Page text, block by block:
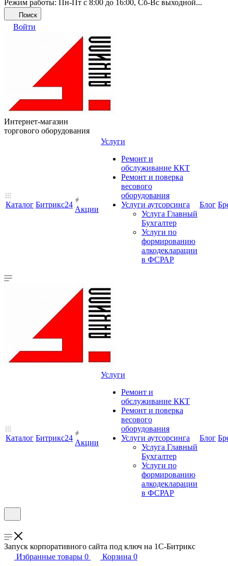
Режим работы: Пн-Пт с 8:00 до 16:00, Cб-Вс выходной...
Поиск
Войти
Интернет-магазин
торгового оборудования
Каталог Битрикс24
Акции
Услуги
Ремонт и
обслуживание ККТ
Ремонт и поверка
весового
оборудования
Услуги аутсорсинга
Услуга Главный
Бухгалтер
Услуги по
формированию
алкодекларации
в ФСРАР
Блог
Каталог Битрикс24
Акции
Услуги
Ремонт и
обслуживание ККТ
Ремонт и поверка
весового
оборудования
Услуги аутсорсинга
Услуга Главный
Бухгалтер
Услуги по
формированию
алкодекларации
в ФСРАР
Блог
Запуск корпоративного сайта под ключ на 1С-Битрикс
Избранные товары 0 Корзина 0